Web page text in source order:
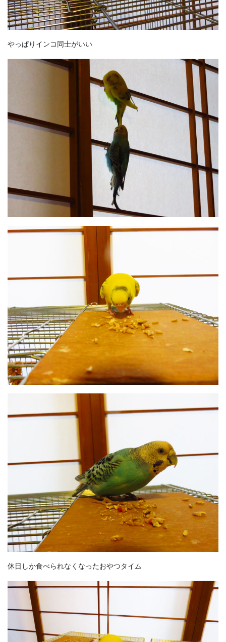
やっぱりインコ同士がいい
休日しか食べられなくなったおやつタイム